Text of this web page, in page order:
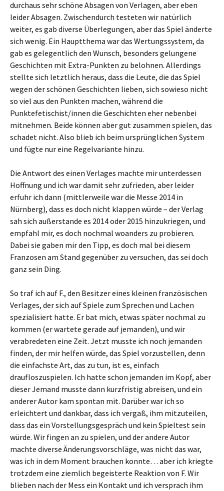
durchaus sehr schöne Absagen von Verlagen, aber eben
leider Absagen. Zwischendurch testeten wir natürlich
weiter, es gab diverse Überlegungen, aber das Spiel änderte
sich wenig. Ein Hauptthema war das Wertungssystem, da
gab es gelegentlich den Wunsch, besonders gelungene
Geschichten mit Extra-Punkten zu belohnen. Allerdings
stellte sich letztlich heraus, dass die Leute, die das Spiel
wegen der schönen Geschichten lieben, sich sowieso nicht
so viel aus den Punkten machen, während die
Punktefetischist/innen die Geschichten eher nebenbei
mitnehmen. Beide können aber gut zusammen spielen, das
schadet nicht. Also blieb ich beim ursprünglichen System
und fügte nur eine Regelvariante hinzu.
Die Antwort des einen Verlages machte mir unterdessen
Hoffnung und ich war damit sehr zufrieden, aber leider
erfuhr ich dann (mittlerweile war die Messe 2014 in
Nürnberg), dass es doch nicht klappen würde – der Verlag
sah sich außerstande es 2014 oder 2015 hinzukriegen, und
empfahl mir, es doch nochmal woanders zu probieren.
Dabei sie gaben mir den Tipp, es doch mal bei diesem
Franzosen am Stand gegenüber zu versuchen, das sei doch
ganz sein Ding.
So traf ich auf F., den Besitzer eines kleinen französischen
Verlages, der sich auf Spiele zum Sprechen und Lachen
spezialisiert hatte. Er bat mich, etwas später nochmal zu
kommen (er wartete gerade auf jemanden), und wir
verabredeten eine Zeit. Jetzt musste ich noch jemanden
finden, der mir helfen würde, das Spiel vorzustellen, denn
die einfachste Art, das zu tun, ist es, einfach
draufloszuspielen. Ich hatte schon jemanden im Kopf, aber
dieser Jemand musste dann kurzfristig abreisen, und ein
anderer Autor kam spontan mit. Darüber war ich so
erleichtert und dankbar, dass ich vergaß, ihm mitzuteilen,
dass das ein Vorstellungsgespräch und kein Spieltest sein
würde. Wir fingen an zu spielen, und der andere Autor
machte diverse Änderungsvorschläge, was nicht das war,
was ich in dem Moment brauchen konnte… aber ich kriegte
trotzdem eine ziemlich begeisterte Reaktion von F. Wir
blieben nach der Mess ein Kontakt und ich versprach ihm